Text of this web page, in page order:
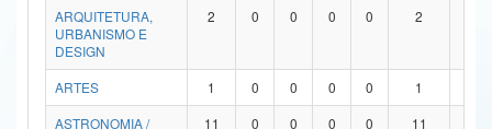
Ministério da Mulher, da Família e dos Direitos Humanos
Secretaria de Governo
ARQUITETURA,
URBANISMO E
DESIGN
2 0 0 0 0 2
ARTES 1 0 0 0 0 1
ASTRONOMIA /
11 0 0 0 0 11